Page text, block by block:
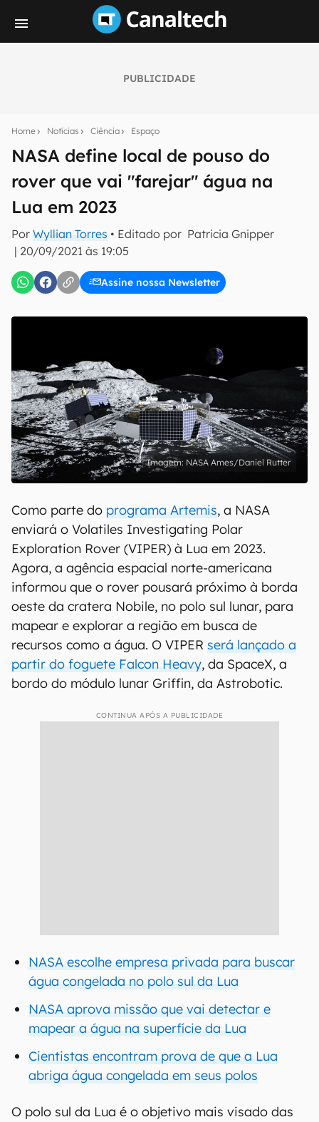
PUBLICIDADE
Home Notícias Ciência Espaço
NASA define local de pouso do
rover que vai "farejar" água na
Lua em 2023
Por Wyllian Torres • Editado por Patricia Gnipper
| 20/09/2021 às 19:05
Assine nossa Newsletter
notícias e reviews sobre tecnologia em primeira
mão.
E-mail
inscreva-se
Confirmo que li, aceito e concordo com os Termos de
Uso e Política de Privacidade do Canaltech.
NASA Ames/Daniel Rutter
Como parte do programa Artemis, a NASA
enviará o Volatiles Investigating Polar
Exploration Rover (VIPER) à Lua em 2023.
Agora, a agência espacial norte-americana
informou que o rover pousará próximo à borda
oeste da cratera Nobile, no polo sul lunar, para
mapear e explorar a região em busca de
recursos como a água. O VIPER será lançado a
partir do foguete Falcon Heavy, da SpaceX, a
bordo do módulo lunar Griffin, da Astrobotic.
CONTINUA APÓS A PUBLICIDADE
NASA escolhe empresa privada para buscar
água congelada no polo sul da Lua
NASA aprova missão que vai detectar e
mapear a água na superfície da Lua
Cientistas encontram prova de que a Lua
abriga água congelada em seus polos
O polo sul da Lua é o objetivo mais visado das